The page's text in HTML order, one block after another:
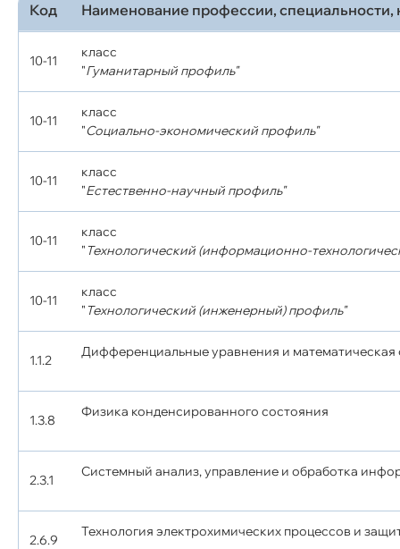
Код
Наименование профессии, специальности,
10-11
класс
"Гуманитарный профиль"
10-11
класс
"Социально-экономический профиль"
10-11
класс
"Естественно-научный профиль"
10-11
класс
"Технологический (информационно-
10-11
класс
"Технологический (инженерный) профиль"
1.1.2
Дифференциальные уравнения и математическая
1.3.8
Физика конденсированного состояния
2.3.1
Системный анализ, управление и обработка
2.6.9
Технология электрохимических процессов и